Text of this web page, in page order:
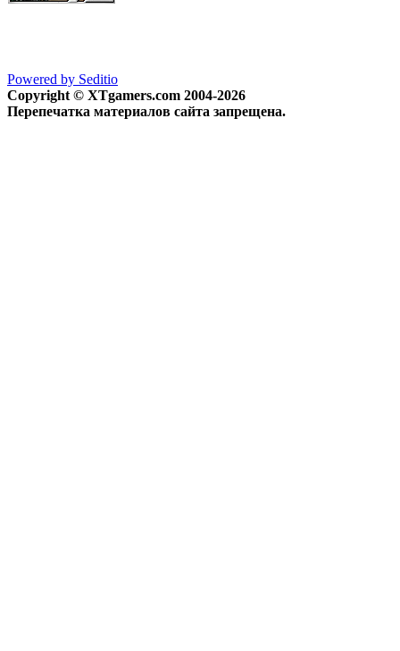
Powered by Seditio
Copyright © XTgamers.com 2004-2026
Перепечатка материалов сайта запрещена.